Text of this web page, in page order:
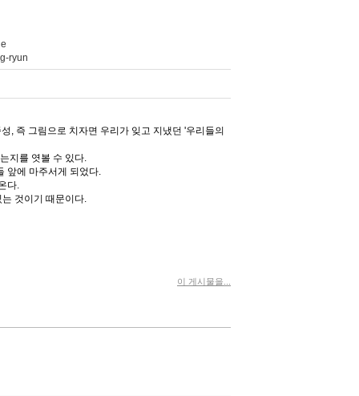
ryun
, 즉 그림으로 치자면 우리가 잊고 지냈던 '우리들의
지를 엿볼 수 있다.
앞에 마주서게 되었다.
다.
것이기 때문이다.
이 게시물을...